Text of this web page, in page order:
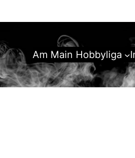
Am Main Hobbyliga